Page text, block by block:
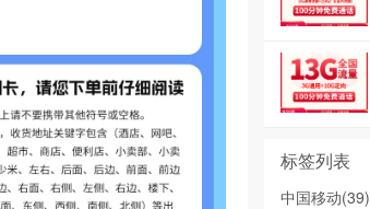
标签列表
中国移动(39)